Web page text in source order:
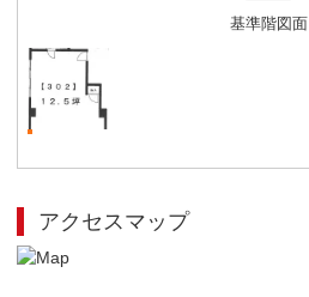
基準階図面
アクセスマップ